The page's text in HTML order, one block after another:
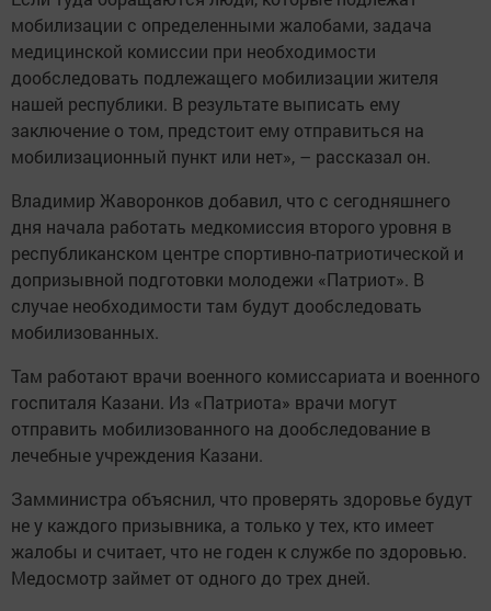
мобилизации с определенными жалобами, задача
медицинской комиссии при необходимости
дообследовать подлежащего мобилизации жителя
нашей республики. В результате выписать ему
заключение о том, предстоит ему отправиться на
мобилизационный пункт или нет», – рассказал он.
Владимир Жаворонков добавил, что с сегодняшнего
дня начала работать медкомиссия второго уровня в
республиканском центре спортивно-патриотической и
допризывной подготовки молодежи «Патриот». В
случае необходимости там будут дообследовать
мобилизованных.
Там работают врачи военного комиссариата и военного
госпиталя Казани. Из «Патриота» врачи могут
отправить мобилизованного на дообследование в
лечебные учреждения Казани.
Замминистра объяснил, что проверять здоровье будут
не у каждого призывника, а только у тех, кто имеет
жалобы и считает, что не годен к службе по здоровью.
Медосмотр займет от одного до трех дней.